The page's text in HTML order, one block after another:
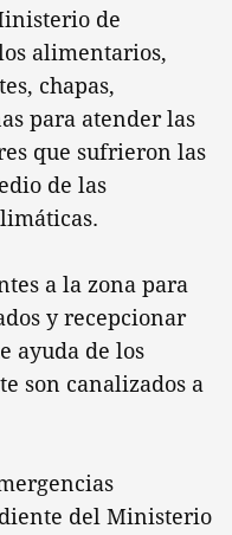
de
alimentarios,
chapas,
para atender las
que sufrieron las
de las
a la zona para
y recepcionar
ayuda de los
son canalizados a
del Ministerio